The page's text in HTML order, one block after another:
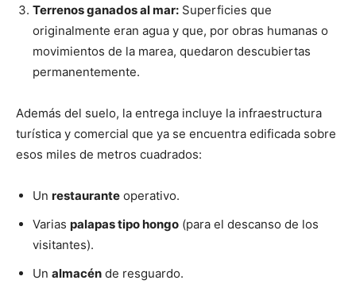
Terrenos ganados al mar: Superficies que
originalmente eran agua y que, por obras humanas o
movimientos de la marea, quedaron descubiertas
permanentemente.
Además del suelo, la entrega incluye la infraestructura
turística y comercial que ya se encuentra edificada sobre
esos miles de metros cuadrados:
Un restaurante operativo.
Varias palapas tipo hongo (para el descanso de los
visitantes).
Un almacén de resguardo.